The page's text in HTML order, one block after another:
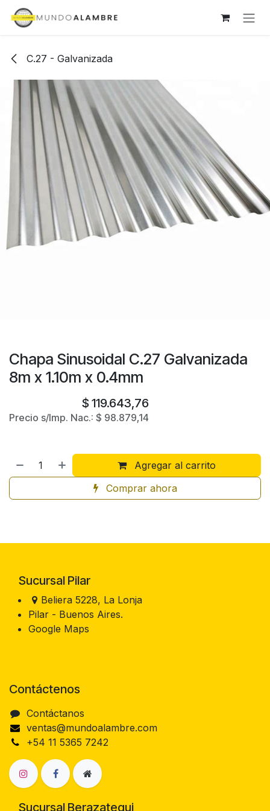
Ir al contenido
C.27 - Galvanizada
Chapa Sinusoidal C.27 Galvanizada
8m x 1.10m x 0.4mm
$ 119.643,76
Precio s/Imp. Nac.: $ 98.879,14
Agregar al carrito
Comprar ahora
Sucursal Pilar
Beliera 5228, La Lonja
Pilar - Buenos Aires.
Google Maps
Contáctenos
Contáctanos
ventas@mundoalambre.com
+54 11 5365 7242
Sucursal Berazategui